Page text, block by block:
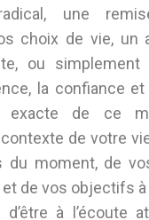
une
choix de vie, un
ou
la confiance et
exacte de ce
de votre
du moment, de
de vos objectifs
à l’écoute